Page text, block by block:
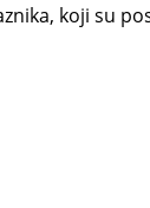
koji su